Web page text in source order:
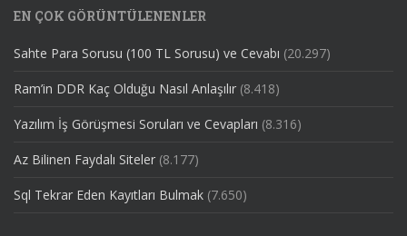
EN ÇOK GÖRÜNTÜLENENLER
Sahte Para Sorusu (100 TL Sorusu) ve Cevabı (20.297)
Ram’in DDR Kaç Olduğu Nasıl Anlaşılır (8.418)
Yazılım İş Görüşmesi Soruları ve Cevapları (8.316)
Az Bilinen Faydalı Siteler (8.177)
Sql Tekrar Eden Kayıtları Bulmak (7.650)